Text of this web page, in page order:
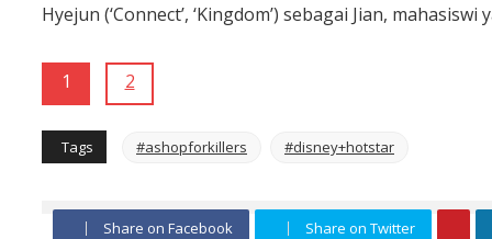
Hyejun (‘Connect’, ‘Kingdom’) sebagai Jian,
1 2
Tags #ashopforkillers #disney+hotstar
Share on Facebook Share on Twitter